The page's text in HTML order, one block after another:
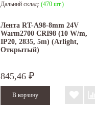
Дальний склад: (470 шт.)
Лента RT-A98-8mm 24V
Warm2700 CRI98 (10 W/m,
IP20, 2835, 5m) (Arlight,
Открытый)
845,46 ₽